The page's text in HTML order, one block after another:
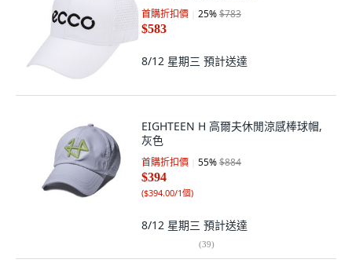
首購折扣價 25%$783
$583
8/12 星期三 預計送達
EIGHTEEN H 高爾夫休閒涼感棒球帽,
灰色
首購折扣價 55%$884
$394
($394.00/1個)
8/12 星期三 預計送達
(39)